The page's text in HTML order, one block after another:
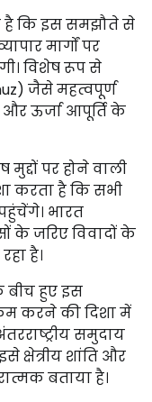
है कि इस समझौते से
मार्गों पर
विशेष रूप से
जैसे महत्वपूर्ण
और ऊर्जा आपूर्ति के
पर होने वाली
करता है कि सभी
भारत
के जरिए विवादों के
है।
बीच हुए इस
करने की दिशा में
समुदाय
क्षेत्रीय शांति और
बताया है।